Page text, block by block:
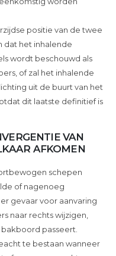
positie van de twee
dat het inhalende
wordt beschouwd als
of zal het inhalende
uit de buurt van het
dit laatste definitief is
VAN
AFKOMEN
schepen
of nagenoeg
gevaar voor aanvaring
naar rechts wijzigen,
passeert.
te bestaan wanneer